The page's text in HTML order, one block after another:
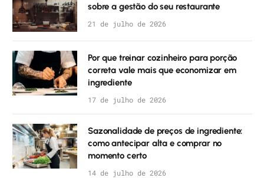
sobre a gestão do seu restaurante
21 de julho de 2026
Por que treinar cozinheiro para porção
correta vale mais que economizar em
ingrediente
17 de julho de 2026
Sazonalidade de preços de ingrediente:
como antecipar alta e comprar no
momento certo
14 de julho de 2026